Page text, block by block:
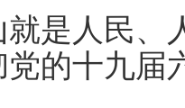
是人民、
党的十九届